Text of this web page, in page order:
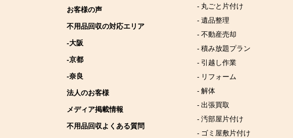
お客様の声
不用品回収の対応エリア
-大阪
-京都
-奈良
法人のお客様
メディア掲載情報
不用品回収よくある質問
- 丸ごと片付け
- 遺品整理
- 不動産売却
- 積み放題プラン
- 引越し作業
- リフォーム
- 解体
- 出張買取
- 汚部屋片付け
- ゴミ屋敷片付け